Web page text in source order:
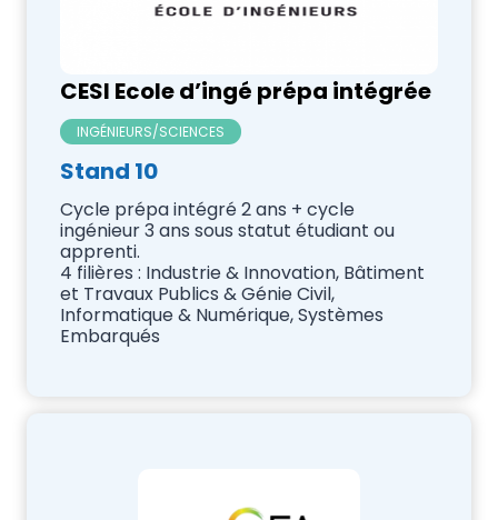
CESI Ecole d’ingé prépa intégrée
INGÉNIEURS/SCIENCES
Stand 10
Cycle prépa intégré 2 ans + cycle
ingénieur 3 ans sous statut étudiant ou
apprenti.
4 filières : Industrie & Innovation, Bâtiment
et Travaux Publics & Génie Civil,
Informatique & Numérique, Systèmes
Embarqués